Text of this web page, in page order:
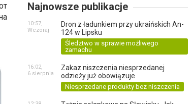
Najnowsze publikacje
Dron z ładunkiem przy ukraińskich An-
124 w Lipsku
Śledztwo w sprawie możliwego
zamachu
10:57,
Wczoraj
Zakaz niszczenia niesprzedanej
odzieży już obowiązuje
Niesprzedane produkty bez niszczenia
16:02,
6 sierpnia